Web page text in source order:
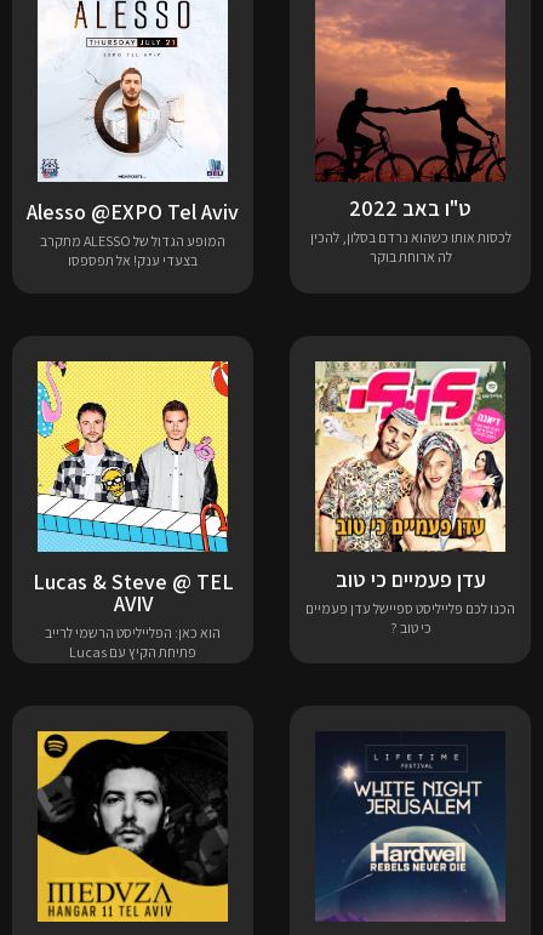
ט"ו באב 2022
לכסות אותו כשהוא נרדם בסלון, להכין
לה ארוחת בוקר
Alesso @EXPO Tel Aviv
המופע הגדול של ALESSO מתקרב
בצעדי ענק! אל תפספסו
עדן פעמיים כי טוב
הכנו לכם פלייליסט ספיישל עדן פעמיים
כי טוב ?
Lucas & Steve @ TEL
AVIV
הוא כאן: הפלייליסט הרשמי לרייב
פתיחת הקיץ עם Lucas